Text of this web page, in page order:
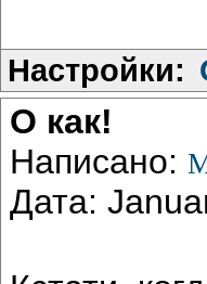
Настройки:
О как!
Написано:
Дата: